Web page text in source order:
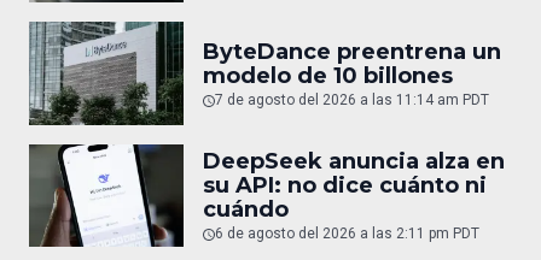
ByteDance preentrena un
modelo de 10 billones
7 de agosto del 2026 a las 11:14 am PDT
DeepSeek anuncia alza en
su API: no dice cuánto ni
cuándo
6 de agosto del 2026 a las 2:11 pm PDT